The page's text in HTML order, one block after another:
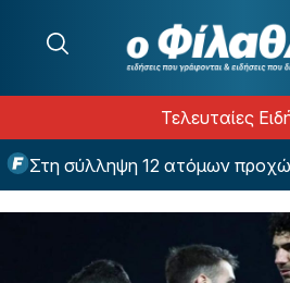
Τελευταίες
σύλληψη 12 ατόμων